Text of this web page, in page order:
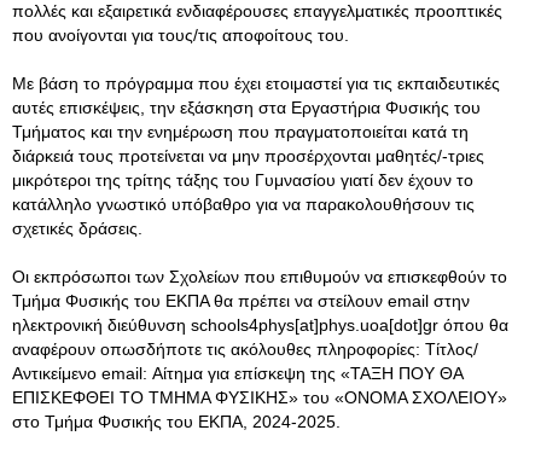
πολλές και εξαιρετικά ενδιαφέρουσες επαγγελματικές προοπτικές
που ανοίγονται για τους/τις αποφοίτους του.
Με βάση το πρόγραμμα που έχει ετοιμαστεί για τις εκπαιδευτικές
αυτές επισκέψεις, την εξάσκηση στα Εργαστήρια Φυσικής του
Τμήματος και την ενημέρωση που πραγματοποιείται κατά τη
διάρκειά τους προτείνεται να μην προσέρχονται μαθητές/-τριες
μικρότεροι της τρίτης τάξης του Γυμνασίου γιατί δεν έχουν το
κατάλληλο γνωστικό υπόβαθρο για να παρακολουθήσουν τις
σχετικές δράσεις.
Οι εκπρόσωποι των Σχολείων που επιθυμούν να επισκεφθούν το
Τμήμα Φυσικής του ΕΚΠΑ θα πρέπει να στείλουν email στην
ηλεκτρονική διεύθυνση schools4phys[at]phys.uoa[dot]gr όπου θα
αναφέρουν οπωσδήποτε τις ακόλουθες πληροφορίες: Τίτλος/
Αντικείμενο email: Αίτημα για επίσκεψη της «ΤΑΞΗ ΠΟΥ ΘΑ
ΕΠΙΣΚΕΦΘΕΙ ΤΟ ΤΜΗΜΑ ΦΥΣΙΚΗΣ» του «ΟΝΟΜΑ ΣΧΟΛΕΙΟΥ»
στο Τμήμα Φυσικής του ΕΚΠΑ, 2024-2025.